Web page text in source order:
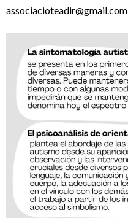
associacioteadir@gmail.com